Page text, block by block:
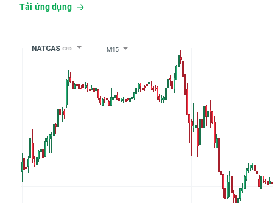
Tải ứng dụng